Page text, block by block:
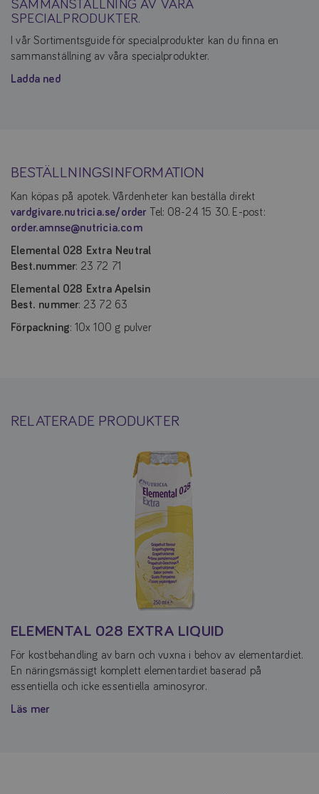
SAMMANSTÄLLNING AV VÅRA
SPECIALPRODUKTER.
I vår Sortimentsguide för specialprodukter kan du finna en
sammanställning av våra specialprodukter.
Ladda ned
BESTÄLLNINGSINFORMATION
Kan köpas på apotek. Vårdenheter kan beställa direkt
vardgivare.nutricia.se/order Tel: 08-24 15 30. E-post:
order.amnse@nutricia.com
Elemental 028 Extra Neutral
Best.nummer: 23 72 71
Elemental 028 Extra Apelsin
Best. nummer: 23 72 63
Förpackning: 10x 100 g pulver
RELATERADE PRODUKTER
ELEMENTAL 028 EXTRA LIQUID
För kostbehandling av barn och vuxna i behov av elementardiet.
En näringsmässigt komplett elementardiet baserad på
essentiella och icke essentiella aminosyror.
Läs mer